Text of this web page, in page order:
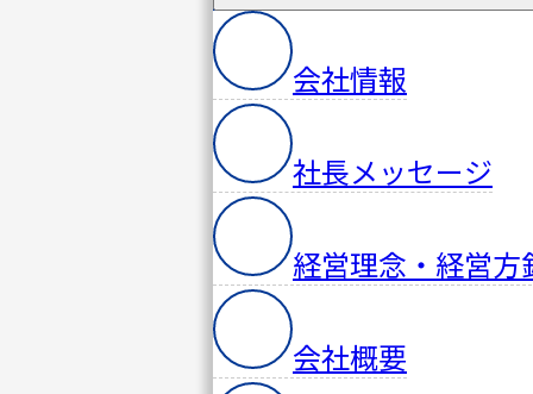
会社情報
社長メッセージ
経営理念・経営方
会社概要